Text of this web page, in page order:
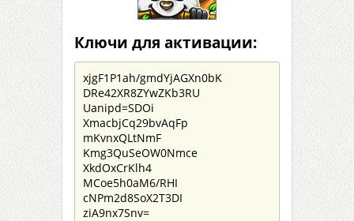
Ключи для активации:
xjgF1P1ah/gmdYjAGXn0bK
DRe42XR8ZYwZKb3RU
Uanipd=SDOi
XmacbjCq29bvAqFp
mKvnxQLtNmF
Kmg3QuSeOW0Nmce
XkdOxCrKlh4
MCoe5h0aM6/RHI
cNPm2d8SoX2T3DI
ziA9nx7Snv=